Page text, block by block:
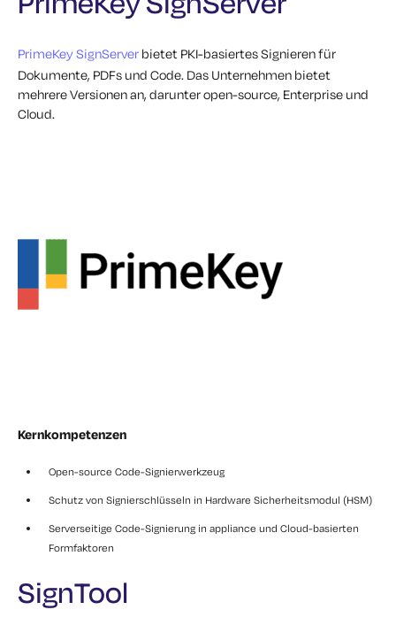
PrimeKey SignServer bietet PKI-basiertes Signieren für
Dokumente, PDFs und Code. Das Unternehmen bietet
mehrere Versionen an, darunter open-source, Enterprise und
Cloud.
Kernkompetenzen
Open-source Code-Signierwerkzeug
Schutz von Signierschlüsseln in Hardware Sicherheitsmodul (HSM)
Serverseitige Code-Signierung in appliance und Cloud-basierten
Formfaktoren
SignTool